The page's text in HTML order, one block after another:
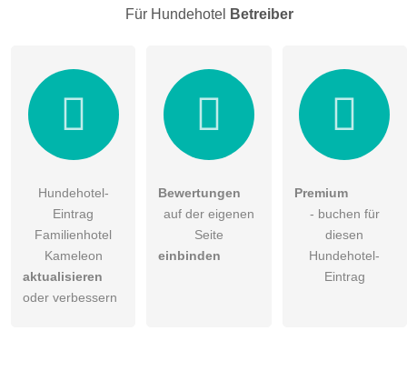
Hundehotel-Eintrag zu stellen.
Für Hundehotel Betreiber
Hundehotel-
Eintrag
Familienhotel
Kameleon
aktualisieren
oder verbessern
Bewertungen
auf der eigenen
Seite
einbinden
Premium
- buchen für
diesen
Hundehotel-
Eintrag